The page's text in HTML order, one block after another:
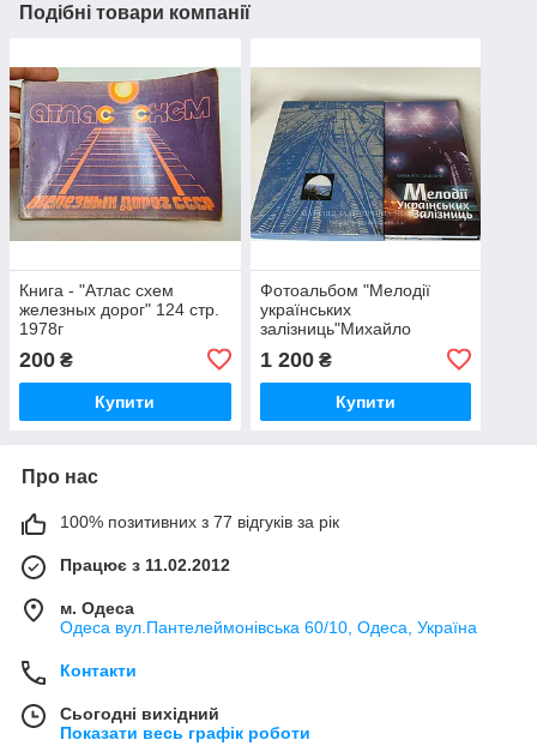
Подібні товари компанії
Книга - "Атлас схем
железных дорог" 124 стр.
1978г
200 ₴
Купити
Фотоальбом "Мелодії
українських
залізниць"Михайло
Садовий, К. 2001 224 стр
1 200₴
Купити
Про нас
100% позитивних з 77 відгуків за рік
Працює з 11.02.2012
м. Одеса
Одеса вул.Пантелеймонівська 60/10, Одеса, Україна
Контакти
Сьогодні вихідний
Показати весь графік роботи